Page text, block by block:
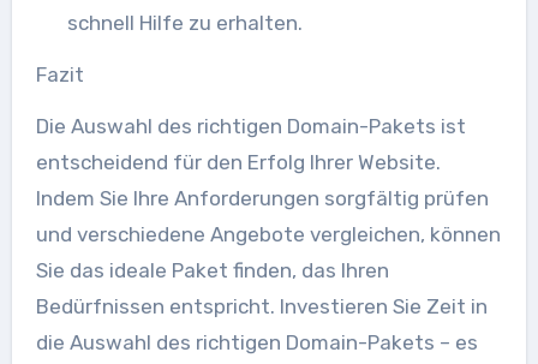
schnell Hilfe zu erhalten.
Fazit
Die Auswahl des richtigen Domain-Pakets ist
entscheidend für den Erfolg Ihrer Website.
Indem Sie Ihre Anforderungen sorgfältig prüfen
und verschiedene Angebote vergleichen, können
Sie das ideale Paket finden, das Ihren
Bedürfnissen entspricht. Investieren Sie Zeit in
die Auswahl des richtigen Domain-Pakets – es